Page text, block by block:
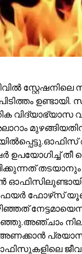
സ്റ്റേഷനിലെ
വിദ്യാഭ്യാസ
ഉപയോഗിച്ച്
ഫോഴ്‌സ്
അണക്കാന്‍
ഓഫിസുകളിലെ